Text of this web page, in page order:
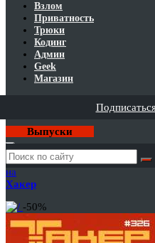
Взлом
Приватность
Трюки
Кодинг
Админ
Geek
Магазин
Выпуски
Годовая
подписка
на
Хакер
-50%